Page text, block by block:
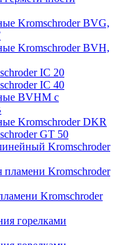
Kromschroder BVG,
Kromschroder BVH,
IC 20
IC 40
BVHM с
Kromschroder DKR
GT 50
Kromschroder
пламени Kromschroder
Kromschroder
горелками